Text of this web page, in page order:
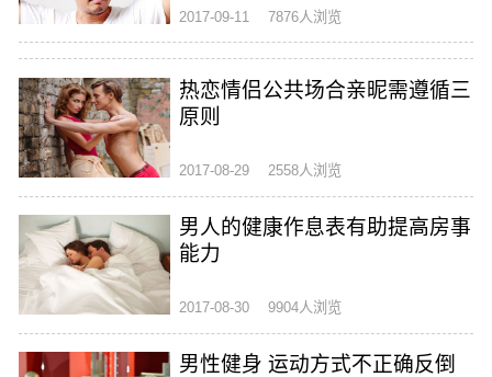
2017-09-11 7876人浏览
热恋情侣公共场合亲昵需遵循三
原则
2017-08-29 2558人浏览
男人的健康作息表有助提高房事
能力
2017-08-30 9904人浏览
男性健身 运动方式不正确反倒